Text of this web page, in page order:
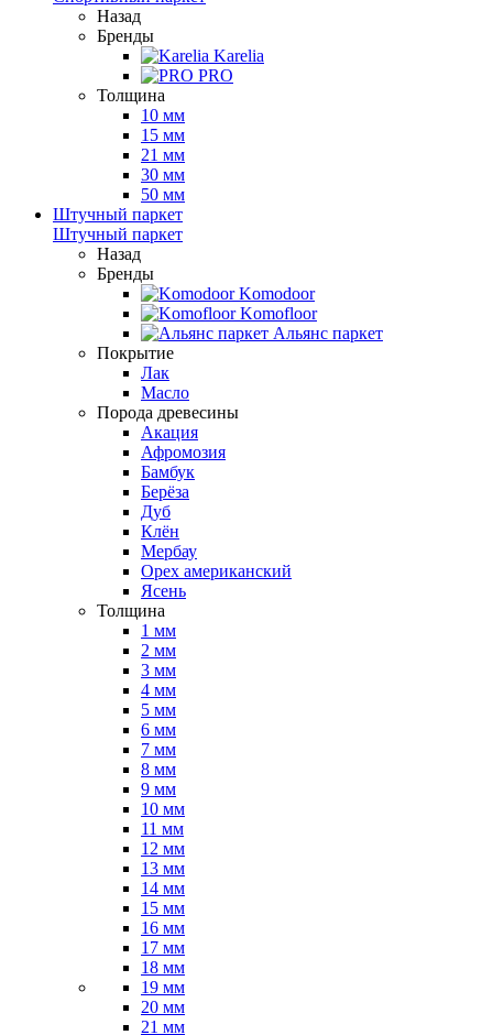
Назад
Бренды
Karelia
PRO
Толщина
10 мм
15 мм
21 мм
30 мм
50 мм
Штучный паркет
Штучный паркет
Назад
Бренды
Komodoor
Komofloor
Альянс паркет
Покрытие
Лак
Масло
Порода древесины
Акация
Афромозия
Бамбук
Берёза
Дуб
Клён
Мербау
Орех американский
Ясень
Толщина
1 мм
2 мм
3 мм
4 мм
5 мм
6 мм
7 мм
8 мм
9 мм
10 мм
11 мм
12 мм
13 мм
14 мм
15 мм
16 мм
17 мм
18 мм
19 мм
20 мм
21 мм